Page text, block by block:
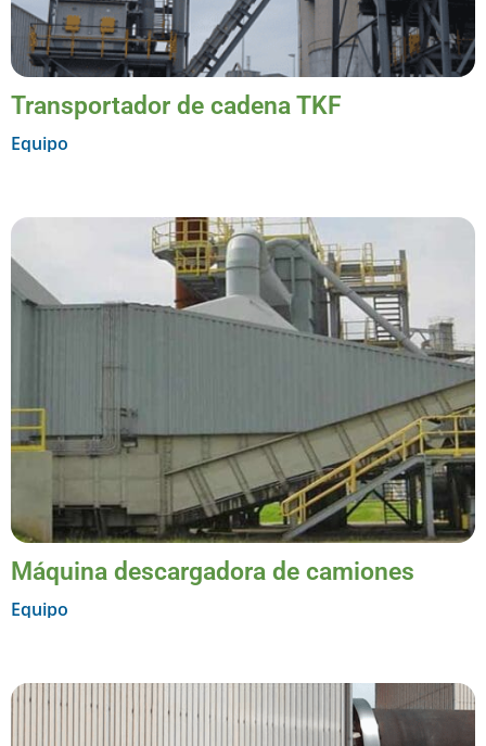
Transportador de cadena TKF
Equipo
Máquina descargadora de camiones
Equipo